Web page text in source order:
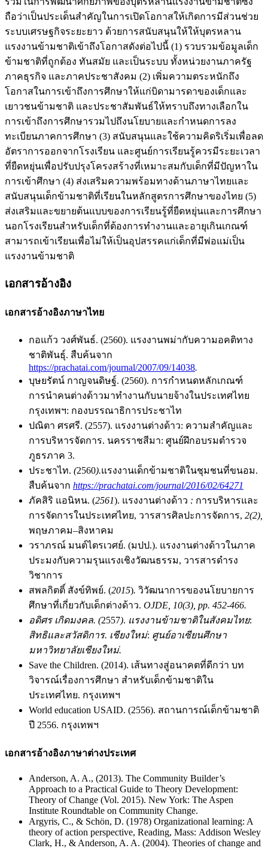
ถือว่าเป็นประเด็นสำคัญในการเปิดโอกาสให้เกิดการมีส่วนช่วย
ระบบเศรษฐกิจระยะยาว ด้วยการสนับสนุนให้ให้บุตรหลาน
แรงงานข้ามชาติเข้าถึงโอกาสดังต่อไปนี้ (1) รวบรวมข้อมูลเด็ก
ข้ามชาติที่ถูกต้อง ทันสมัย และเป็นระบบ ทั้งหน่วยงานภาครัฐ
ภาคธุรกิจ และภาคประชาสังคม (2) เพิ่มความตระหนักถึง
โอกาสในการเข้าถึงการศึกษาให้แก่บิดามารดาของเด็กและ
เยาวชนข้ามชาติ และประชาสัมพันธ์ให้ทราบถึงทางเลือกใน
การเข้าถึงการศึกษารวมไปถึงนโยบายและกำหนดการลง
ทะเบียนภาคการศึกษา (3) สนับสนุนและใช้ความคิดริเริ่มเพื่อลด
อัตราการออกจากโรงเรียน และศูนย์การเรียนรู้ควรมีระยะเวลา
ที่ยืดหยุ่นเพื่อปรับปรุงโครงสร้างที่เหมาะสมกับเด็กที่มีปัญหาใน
การเข้าศึกษา (4) ส่งเสริมความพร้อมทางด้านภาษาไทยและ
สนับสนุนเด็กข้ามชาติที่เรียนในหลักสูตรการศึกษาของไทย (5)
ส่งเสริมและขยายต้นแบบของการเรียนรู้ที่ยืดหยุ่นและการศึกษา
นอกโรงเรียนสำหรับเด็กที่ต้องการทำงานและอายุเกินเกณฑ์
สามารถเข้าเรียนเพื่อไม่ให้เป็นอุปสรรคแก่เด็กที่มีพ่อแม่เป็น
แรงงานข้ามชาติ
เอกสารอ้างอิง
เอกสารอ้างอิงภาษาไทย
กอแก้ว วงศ์พันธ์. (2560). แรงงานพม่ากับความอคติทาง
ชาติพันธุ์. สืบค้นจาก
https://prachatai.com/journal/2007/09/14038.
บุษยรัตน์ กาญจนดิษฐ์. (2560). การกำหนดหลักเกณฑ์
การนำคนต่างด้าวมาทำงานกับนายจ้างในประเทศไทย
กรุงเทพฯ: กองบรรณาธิการประชาไท
ปณิตา ศรศรี. (2557). แรงงานต่างด้าว: ความสำคัญและ
การบริหารจัดการ. นครราชสีมา: ศูนย์ฝึกอบรมตำรวจ
ภูธรภาค 3.
ประชาไท. (2560).แรงงานเด็กข้ามชาติในชุมชนที่ขนอม.
สืบค้นจาก https://prachatai.com/journal/2016/02/64271
ภัคสิริ แอนิหน. (2561). แรงงานต่างด้าว : การบริหารและ
การจัดการในประเทศไทย, วารสารศิลปะการจัดการ, 2(2),
พฤษภาคม–สิงหาคม
วราภรณ์ มนต์ไตรเวศย์. (มปป.). แรงงานต่างด้าวในภาค
ประมงกับความรุนแรงเชิงวัฒนธรรม, วารสารดำรง
วิชาการ
สพลกิตติ์ สังข์ทิพย์. (2015). วิวัฒนาการของนโยบายการ
ศึกษาที่เกี่ยวกับเด็กต่างด้าว. OJDE, 10(3), pp. 452-466.
อดิศร เกิดมงคล. (2557). แรงงานข้ามชาติในสังคมไทย:
สิทธิและสวัสดิการ. เชียงใหม่: ศูนย์อาเซียนศึกษา
มหาวิทยาลัยเชียงใหม่.
Save the Children. (2014). เส้นทางสู่อนาคตที่ดีกว่า บท
วิจารณ์เรื่องการศึกษา สําหรับเด็กข้ามชาติใน
ประเทศไทย. กรุงเทพฯ
World education USAID. (2556). สถานการณ์เด็กข้ามชาติ
ปี 2556. กรุงเทพฯ
เอกสารอ้างอิงภาษาต่างประเทศ
Anderson, A. A., (2013). The Community Builder’s
Approach to a Practical Guide to Theory Development:
Theory of Change (Vol. 2015). New York: The Aspen
Institute Roundtable on Community Change.
Argyris, C., & Schön, D. (1978) Organizational learning: A
theory of action perspective, Reading, Mass: Addison Wesley
Clark, H., & Anderson, A. A. (2004). Theories of change and